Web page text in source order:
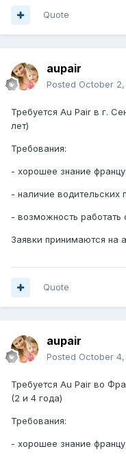
Quote
aupair
Posted October 2,
Требуется Au Pair в г.
лет)
Требования:
- хорошее знание
- наличие водительских
- возможность работать
Заявки принимаются на
Quote
aupair
Posted October 4,
Требуется Au Pair во
(2 и 4 года)
Требования:
- хорошее знание